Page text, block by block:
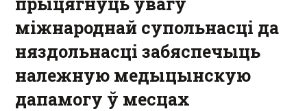
міжнароднай супольнасці да
няздольнасці забяспечыць
належную медыцынскую
дапамогу ў месцах